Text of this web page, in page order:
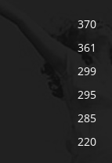
370
361
299
295
285
220